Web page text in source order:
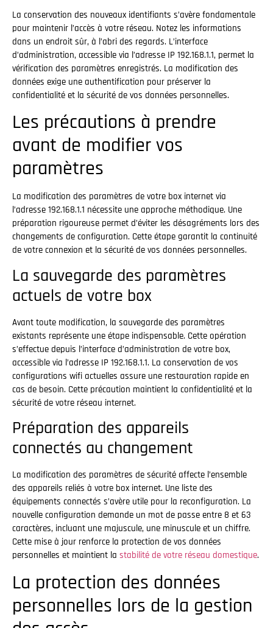
La conservation des nouveaux identifiants s’avère fondamentale
pour maintenir l’accès à votre réseau. Notez les informations
dans un endroit sûr, à l’abri des regards. L’interface
d’administration, accessible via l’adresse IP 192.168.1.1, permet la
vérification des paramètres enregistrés. La modification des
données exige une authentification pour préserver la
confidentialité et la sécurité de vos données personnelles.
Les précautions à prendre
avant de modifier vos
paramètres
La modification des paramètres de votre box internet via
l’adresse 192.168.1.1 nécessite une approche méthodique. Une
préparation rigoureuse permet d’éviter les désagréments lors des
changements de configuration. Cette étape garantit la continuité
de votre connexion et la sécurité de vos données personnelles.
La sauvegarde des paramètres
actuels de votre box
Avant toute modification, la sauvegarde des paramètres
existants représente une étape indispensable. Cette opération
s’effectue depuis l’interface d’administration de votre box,
accessible via l’adresse IP 192.168.1.1. La conservation de vos
configurations wifi actuelles assure une restauration rapide en
cas de besoin. Cette précaution maintient la confidentialité et la
sécurité de votre réseau internet.
Préparation des appareils
connectés au changement
La modification des paramètres de sécurité affecte l’ensemble
des appareils reliés à votre box internet. Une liste des
équipements connectés s’avère utile pour la reconfiguration. La
nouvelle configuration demande un mot de passe entre 8 et 63
caractères, incluant une majuscule, une minuscule et un chiffre.
Cette mise à jour renforce la protection de vos données
personnelles et maintient la stabilité de votre réseau domestique.
La protection des données
personnelles lors de la gestion